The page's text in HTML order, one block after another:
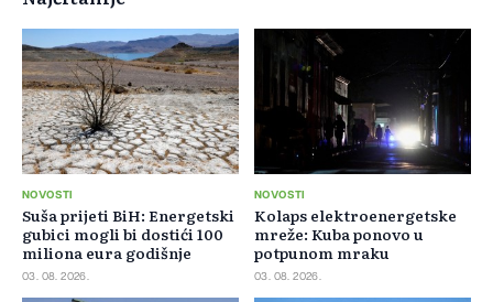
NOVOSTI
Suša prijeti BiH: Energetski
gubici mogli bi dostići 100
miliona eura godišnje
03. 08. 2026.
NOVOSTI
Kolaps elektroenergetske
mreže: Kuba ponovo u
potpunom mraku
03. 08. 2026.